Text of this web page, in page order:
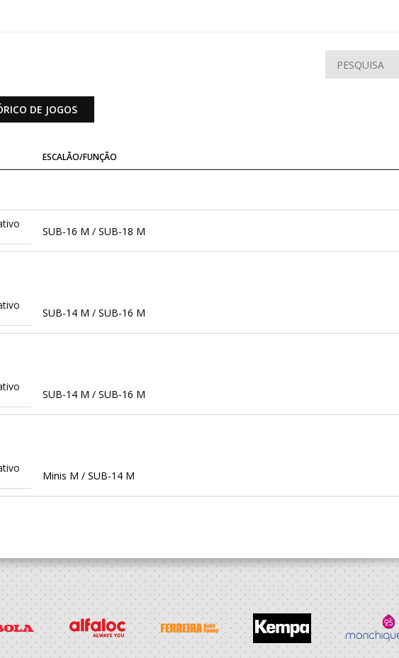
DE JOGOS
ESCALÃO/FUNÇÃO
SUB-16 M / SUB-18 M
SUB-14 M / SUB-16 M
SUB-14 M / SUB-16 M
Minis M / SUB-14 M
Minis M / SUB-14 M
Minis M / SUB-13 M